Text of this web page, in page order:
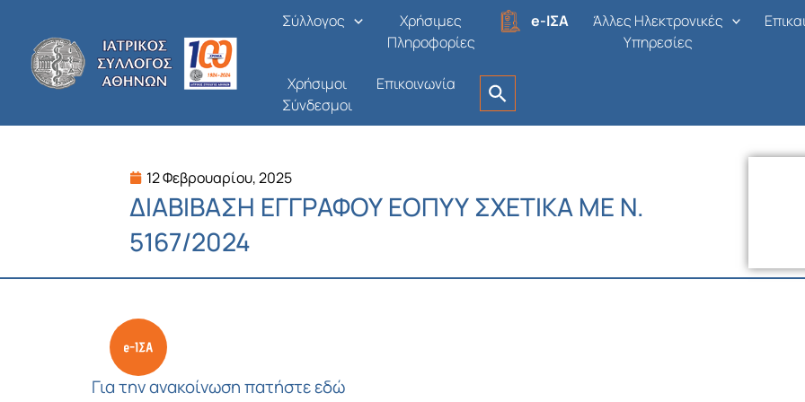
περιεχόμενο
Σύλλογος
Χρήσιμες
Πληροφορίες
e-ΙΣΑ
Άλλες Ηλεκτρονικές
Υπηρεσίες
Χρήσιμοι
Σύνδεσμοι
Επικοινωνία
12 Φεβρουαρίου, 2025
ΔΙΑΒΙΒΑΣΗ ΕΓΓΡΑΦΟΥ ΕΟΠΥΥ ΣΧΕΤΙΚΑ ΜΕ Ν.
5167/2024
Για την ανακοίνωση πατήστε εδώ